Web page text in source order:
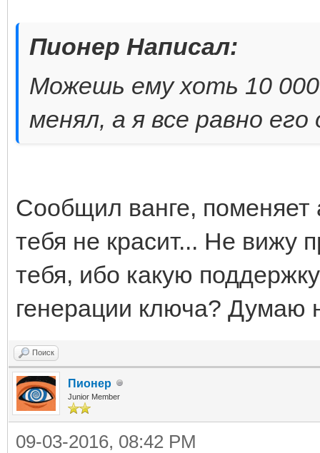
Пионер Написал:
Можешь ему хоть 10
менял, а я все равно
Сообщил ванге, поменяет
тебя не красит... Не вижу
тебя, ибо какую
генерации ключа? Думаю
Поиск
Пионер
Junior Member
09-03-2016, 08:42 PM